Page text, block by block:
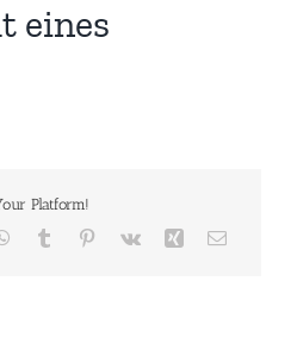
eines
Platform!
WhatsApp
Tumblr Pinterest
Vk Xing E-